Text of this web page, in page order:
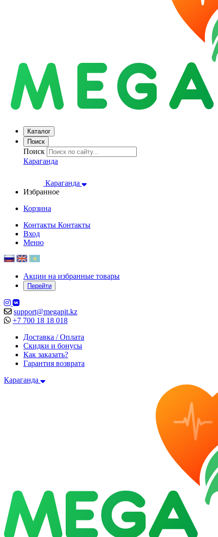
Каталог
Поиск
Поиск
Караганда
Караганда
Избранное
Корзина
Контакты Контакты
Вход
Меню
Акции на избранные товары
Перейти
support@megapit.kz
+7 700 18 18 018
Доставка / Оплата
Скидки и бонусы
Как заказать?
Гарантия возврата
Караганда